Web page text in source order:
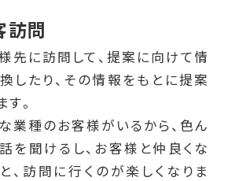
訪問
先に訪問して、提案に向けて情
したり、その情報をもとに提案
す。
業種のお客様がいるから、色ん
を聞けるし、お客様と仲良くな
、訪問に行くのが楽しくなりま